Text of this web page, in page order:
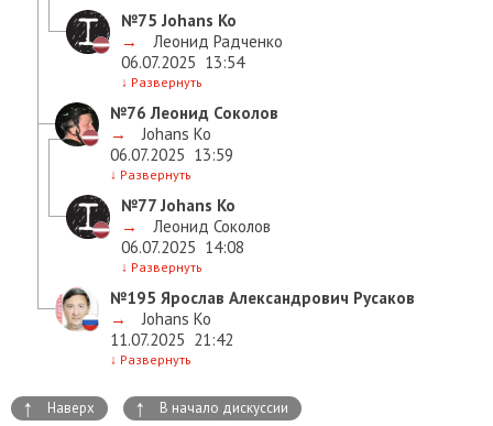
№75 Johans Ko
→
Леонид Радченко
06.07.2025 13:54
↓ Развернуть
№76 Леонид Соколов
→
Johans Ko
06.07.2025 13:59
↓ Развернуть
№77Johans Ko
→
Леонид Соколов
06.07.2025 14:08
↓ Развернуть
№195 Ярослав Александрович Русаков
→
Johans Ko
11.07.2025 21:42
↓ Развернуть
↑ Наверх ↑ В начало дискуссии